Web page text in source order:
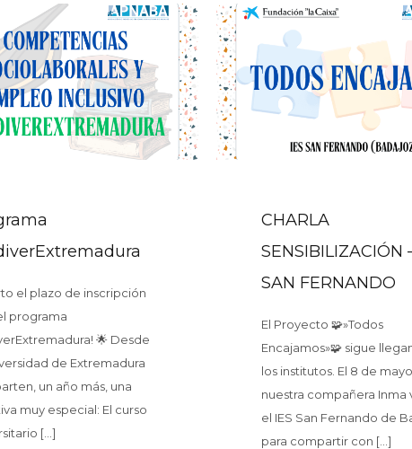
el plazo de inscripción
programa
🌟 Desde
de Extremadura
un año más, una
muy especial: El curso
[…]
CHARLA
SENSIBILIZACIÓN
SAN FERNANDO
El Proyecto 🧩»Todos
Encajamos»🧩 sigue
los institutos. El 8 de mayo,
nuestra compañera Inma
el IES San Fernando de
para compartir con […]